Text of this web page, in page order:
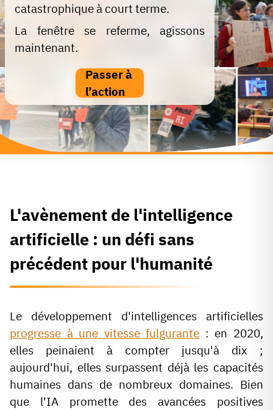
catastrophique à court terme.
La fenêtre se referme, agissons
maintenant.
Passer à
l’action
L'avènement de l'intelligence
artificielle : un défi sans
précédent pour l'humanité
Le développement d'intelligences artificielles
progresse à une vitesse fulgurante : en 2020,
elles peinaient à compter jusqu'à dix
;
aujourd'hui, elles surpassent déjà les capacités
humaines dans de nombreux domaines. Bien
que l'IA promette des avancées positives